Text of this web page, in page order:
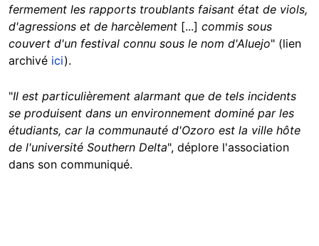
fermement les rapports troublants faisant état de viols,
d'agressions et de harcèlement [...] commis sous
couvert d'un festival connu sous le nom d'Aluejo" (lien
archivé ici).
"Il est particulièrement alarmant que de tels incidents
se produisent dans un environnement dominé par les
étudiants, car la communauté d'Ozoro est la ville hôte
de l'université Southern Delta", déplore l'association
dans son communiqué.